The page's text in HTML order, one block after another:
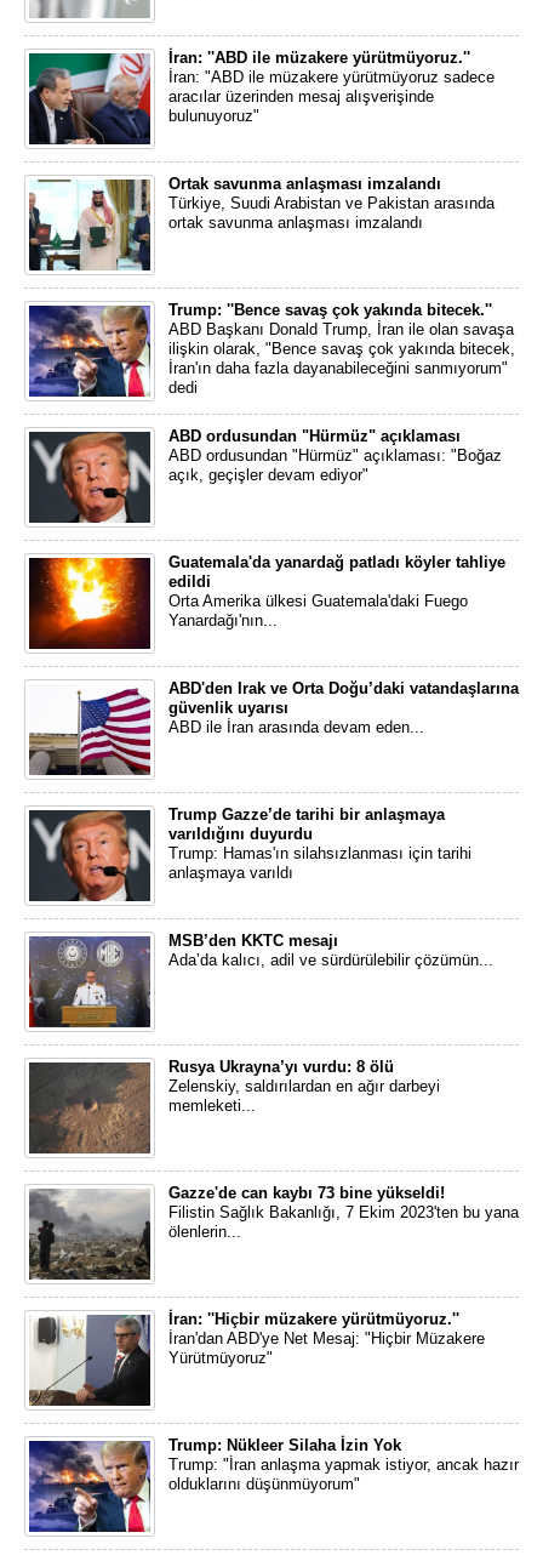
İran: ''ABD ile müzakere yürütmüyoruz.''
İran: "ABD ile müzakere yürütmüyoruz sadece
aracılar üzerinden mesaj alışverişinde
bulunuyoruz"
Ortak savunma anlaşması imzalandı
Türkiye, Suudi Arabistan ve Pakistan arasında
ortak savunma anlaşması imzalandı
Trump: ''Bence savaş çok yakında bitecek.''
ABD Başkanı Donald Trump, İran ile olan savaşa
ilişkin olarak, "Bence savaş çok yakında bitecek,
İran'ın daha fazla dayanabileceğini sanmıyorum"
dedi
ABD ordusundan "Hürmüz" açıklaması
ABD ordusundan "Hürmüz" açıklaması: "Boğaz
açık, geçişler devam ediyor"
Guatemala'da yanardağ patladı köyler tahliye
edildi
Orta Amerika ülkesi Guatemala'daki Fuego
Yanardağı'nın...
ABD'den Irak ve Orta Doğu’daki vatandaşlarına
güvenlik uyarısı
ABD ile İran arasında devam eden...
Trump Gazze’de tarihi bir anlaşmaya
varıldığını duyurdu
Trump: Hamas'ın silahsızlanması için tarihi
anlaşmaya varıldı
MSB’den KKTC mesajı
Ada’da kalıcı, adil ve sürdürülebilir çözümün...
Rusya Ukrayna’yı vurdu: 8 ölü
Zelenskiy, saldırılardan en ağır darbeyi
memleketi...
Gazze'de can kaybı 73 bine yükseldi!
Filistin Sağlık Bakanlığı, 7 Ekim 2023'ten bu yana
ölenlerin...
İran: ''Hiçbir müzakere yürütmüyoruz.''
İran'dan ABD'ye Net Mesaj: "Hiçbir Müzakere
Yürütmüyoruz"
Trump: Nükleer Silaha İzin Yok
Trump: "İran anlaşma yapmak istiyor, ancak hazır
olduklarını düşünmüyorum"